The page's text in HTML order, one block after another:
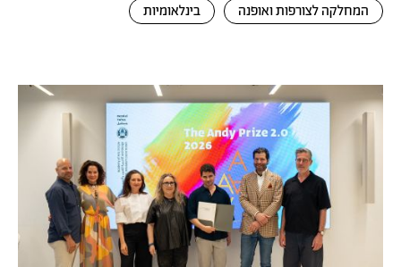
המחלקה לצורפות ואופנה בינלאומיות